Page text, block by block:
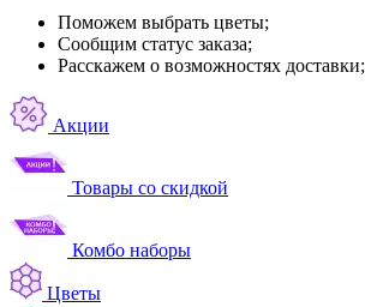
Поможем выбрать цветы;
Сообщим статус заказа;
Расскажем о возможностях доставки;
Акции
Товары со скидкой
Комбо наборы
Цветы